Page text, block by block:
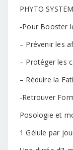
PHYTO
-Pour Booster
– Prévenir les
– Protéger les
– Réduire la
-Retrouver
Posologie et
1 Gélule par